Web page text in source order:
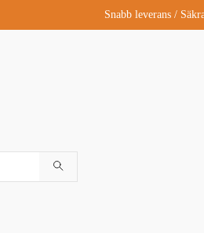
Snabb leverans /